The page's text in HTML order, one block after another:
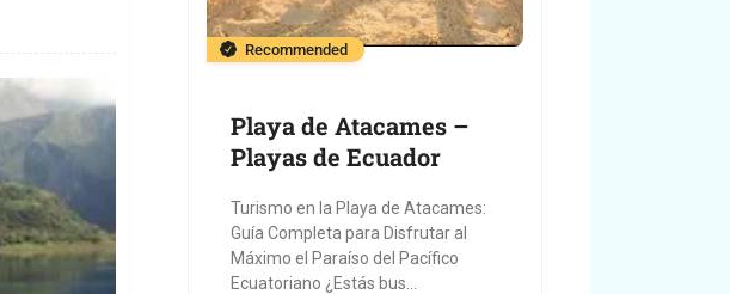
Recommended
Playa de Atacames –
Playas de Ecuador
Turismo en la Playa de Atacames:
Guía Completa para Disfrutar al
Máximo el Paraíso del Pacífico
Ecuatoriano ¿Estás bus...